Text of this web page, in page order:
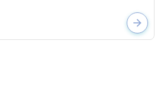
arrow_forward